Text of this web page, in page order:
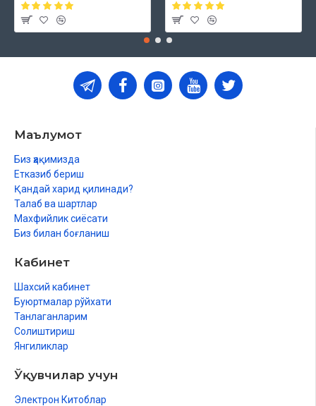
Маълумот
Биз ҳақимизда
Етказиб бериш
Қандай харид қилинади?
Талаб ва шартлар
Махфийлик сиёсати
Биз билан боғланиш
Кабинет
Шахсий кабинет
Буюртмалар рўйхати
Танлаганларим
Солиштириш
Янгиликлар
Ўқувчилар учун
Электрон Китоблар